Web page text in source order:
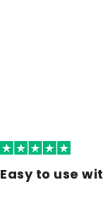
Easy to use